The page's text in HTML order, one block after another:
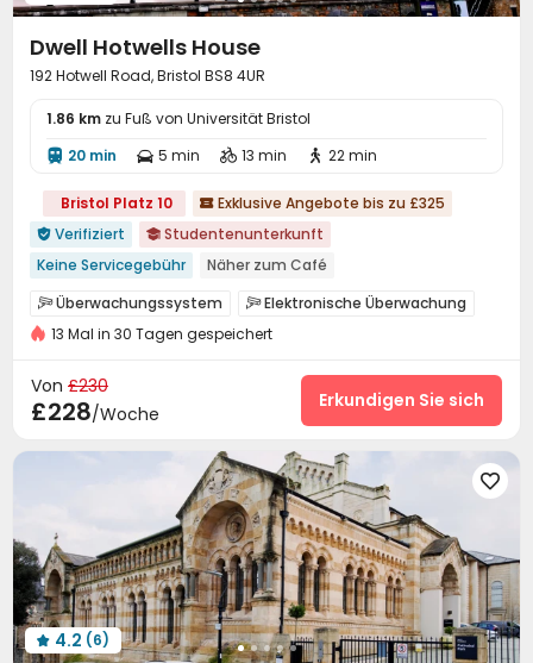
Dwell Hotwells House
192 Hotwell Road, Bristol BS8 4UR
1.86 km zu Fuß von Universität Bristol
 20 min  5 min  13 min  22 min
Bristol Platz 10  Exklusive Angebote bis zu £325
 Verifiziert  Studentenunterkunft
Keine Servicegebühr
Näher zum Café
In der Nähe der Straßenbahnhaltestelle
Paket für Wasser, Strom und Internet
in der Nähe der Bushaltestelle
Fitnessstudio
Überwachungssystem Elektronische Überwachung
Zutrittskontrollsystem Sicherheitsdienst
Paketerinnerungssystem Schädlingsbekämpfung
Zimmerreinigung Vor-Ort-Service-Team
Soziale Aktivitäten Parkhaus
Drahtloses Netzwerk Waschraum
Lounge für Bewohner Briefkasten  Halle
Abstellplatz für Fahrräder Selbststudienraum
Fitnessstudio Billardtisch Spielezimmer
13 Mal in 30 Tagen gespeichert
Von £230
£228/Woche
Erkundigen Sie sich

 4.2 (6)